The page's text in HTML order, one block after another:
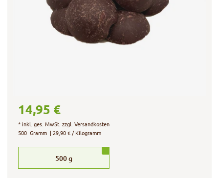
14,95 €
*inkl. ges. MwSt. zzgl.Versandkosten
500 Gramm | 29,90 € / Kilogramm
500g